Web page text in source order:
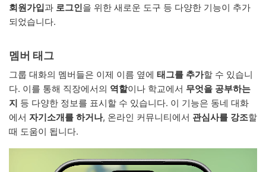
회원가입과 로그인을 위한 새로운 도구 등 다양한 기능이 추가
되었습니다.
멤버 태그
그룹 대화의 멤버들은 이제 이름 옆에 태그를 추가할 수 있습니
다. 이를 통해 직장에서의 역할이나 학교에서 무엇을 공부하는
지 등 다양한 정보를 표시할 수 있습니다. 이 기능은 동네 대화
에서 자기소개를 하거나, 온라인 커뮤니티에서 관심사를 강조할
때 도움이 됩니다.